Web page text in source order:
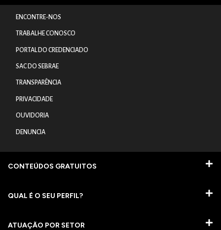
ENCONTRE-NOS
TRABALHE CONOSCO
PORTAL DO CREDENCIADO
SAC DO SEBRAE
TRANSPARÊNCIA
PRIVACIDADE
OUVIDORIA
DENUNCIA
CONTEÚDOS GRATUITOS
QUAL É O SEU PERFIL?
ATUAÇÃO POR SETOR